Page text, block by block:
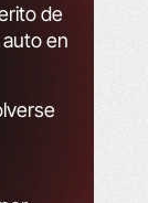
de
en